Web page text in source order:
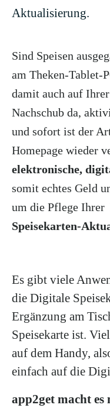
Aktualisierung.
Sind Speisen
am Theken-Tablet-
damit auch auf
Nachschub da,
und sofort ist der
Homepage wieder
elektronische,
somit echtes Geld
um die Pflege Ihrer
Speisekarten-
Es gibt viele
die Digitale
Ergänzung am
Speisekarte ist.
auf dem Handy,
einfach auf die
app2get macht es